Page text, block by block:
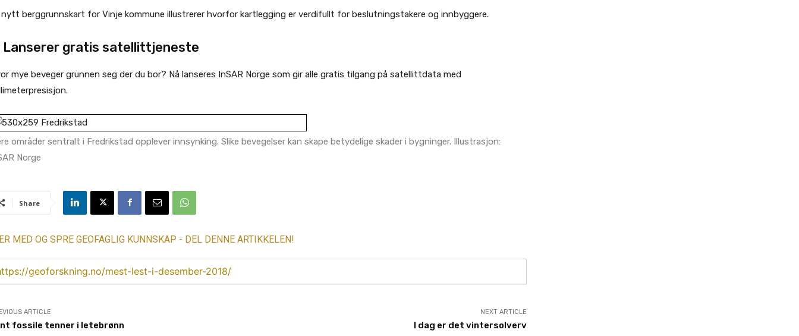
berggrunnskart for Vinje kommune illustrerer hvorfor kartlegging er verdifullt for beslutningstakere og innbyggere.
Lanserer gratis satellittjeneste
mye beveger grunnen seg der du bor? Nå lanseres InSAR Norge som gir alle gratis tilgang på satellittdata med
områder sentralt i Fredrikstad opplever innsynking. Slike bevegelser kan skape betydelige skader i bygninger. Illustrasjon:
Norge
Share
MED OG SPRE GEOFAGLIG KUNNSKAP - DEL DENNE ARTIKKELEN!
geoforskning.no/mest-lest-i-desember-2018/
ARTICLE
fossile tenner i letebrønn
NEXT ARTICLE
I dag er det vintersolverv